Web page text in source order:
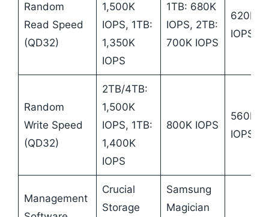
Random
Read Speed
(QD32)
1,500K
IOPS, 1TB:
1,350K
IOPS
1TB: 680K
IOPS, 2TB:
700K IOPS
620K
IOPS
Random
Write Speed
(QD32)
2TB/4TB:
1,500K
IOPS, 1TB:
1,400K
IOPS
800K IOPS
560K
IOPS
Management
Crucial
Storage
Samsung
Magician